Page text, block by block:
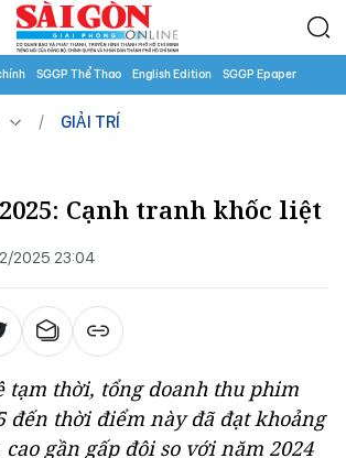
SGGP Thể Thao English Edition SGGP Epaper
GIẢI TRÍ
Cạnh tranh khốc liệt
2025 23:04
tạm thời, tổng doanh thu phim
đến thời điểm này đã đạt khoảng
cao gần gấp đôi so với năm 2024